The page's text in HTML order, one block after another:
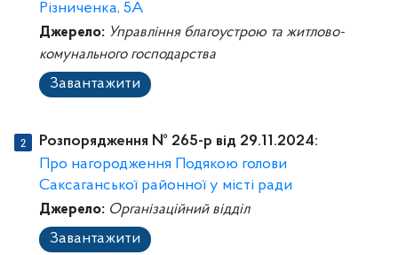
Різниченка, 5А
Джерело: Управління благоустрою та житлово-
комунального господарства
Завантажити
Розпорядження № 265-р від 29.11.2024:
Про нагородження Подякою голови
Саксаганської районної у місті ради
Джерело: Організаційний відділ
Завантажити